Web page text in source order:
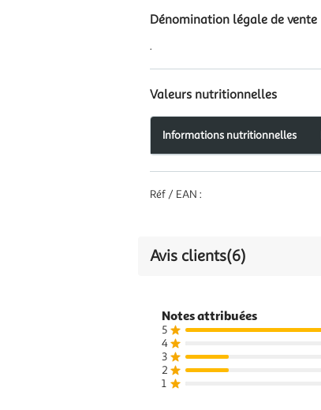
Dénomination légale de vente
.
Valeurs nutritionnelles
nutritionnelles
pour
100
Informations nutritionnelles
Réf / EAN :
Avis clients(6)
Notes attribuées
5
4
3
2
1